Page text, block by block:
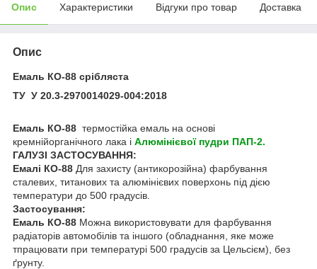
Опис Характеристики Відгуки про товар Доставка
Опис
Емаль КО-88 срібляста
ТУ У 20.3-2970014029-004:2018
Емаль КО-88 термостійка емаль на основі
кремнійорганічного лака і Алюмінієвої пудри ПАП-2.
ГАЛУЗІ ЗАСТОСУВАННЯ:
Емалі КО-88 Для захисту (антикорозійна) фарбування
сталевих, титанових та алюмінієвих поверхонь під дією
температури до 500 градусів.
Застосування:
Емаль КО-88 Можна використовувати для фарбування
радіаторів автомобілів та іншого (обладнання, яке може
тпрацювати при температурі 500 градусів за Цельсієм), без
ґрунту.